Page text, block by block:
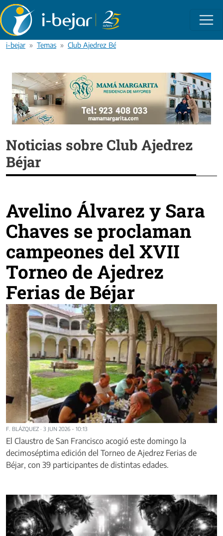
Pasar al contenido principal
i-bejar Temas Club Ajedrez Béjar
Noticias sobre Club Ajedrez
Béjar
Avelino Álvarez y Sara
Chaves se proclaman
campeones del XVII
Torneo de Ajedrez
Ferias de Béjar
F. BLÁZQUEZ · 3 JUN 2026 - 10:13
El Claustro de San Francisco acogió este domingo la
decimoséptima edición del Torneo de Ajedrez Ferias de
Béjar, con 39 participantes de distintas edades.